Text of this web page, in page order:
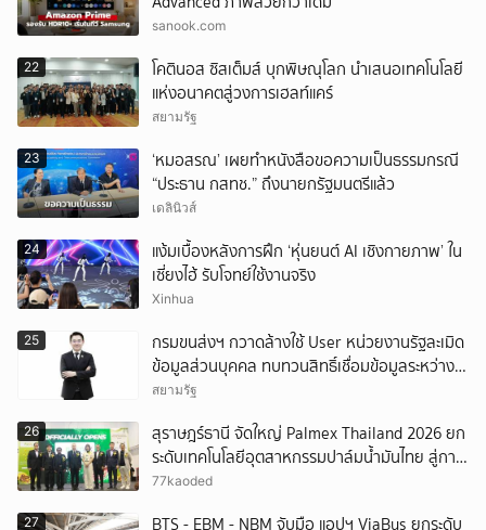
sanook.com
22
โคตินอส ซิสเต็มส์ บุกพิษณุโลก นำเสนอเทคโนโลยี
แห่งอนาคตสู่วงการเฮลท์แคร์
สยามรัฐ
23
‘หมอสรณ’ เผยทำหนังสือขอความเป็นธรรมกรณี
“ประธาน กสทช.” ถึงนายกรัฐมนตรีแล้ว
เดลินิวส์
24
แง้มเบื้องหลังการฝึก ‘หุ่นยนต์ AI เชิงกายภาพ’ ใน
เซี่ยงไฮ้ รับโจทย์ใช้งานจริง
Xinhua
25
กรมขนส่งฯ กวาดล้างใช้ User หน่วยงานรัฐละเมิด
ข้อมูลส่วนบุคคล ทบทวนสิทธิ์เชื่อมข้อมูลระหว่าง
หน่วยงาน ดำเนินคดีอาญาเด็ดขาด
สยามรัฐ
26
สุราษฎร์ธานี จัดใหญ่ Palmex Thailand 2026 ยก
ระดับเทคโนโลยีอุตสาหกรรมปาล์มน้ำมันไทย สู่การ
เติบโตยั่งยืน
77kaoded
27
BTS - EBM - NBM จับมือ แอปฯ ViaBus ยกระดับ